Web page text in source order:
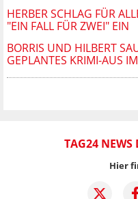
HERBER SCHLAG FÜR
"EIN FALL FÜR ZWEI" EIN
BORRIS UND HILBERT
GEPLANTES KRIMI-AUS
TAG24
Hier